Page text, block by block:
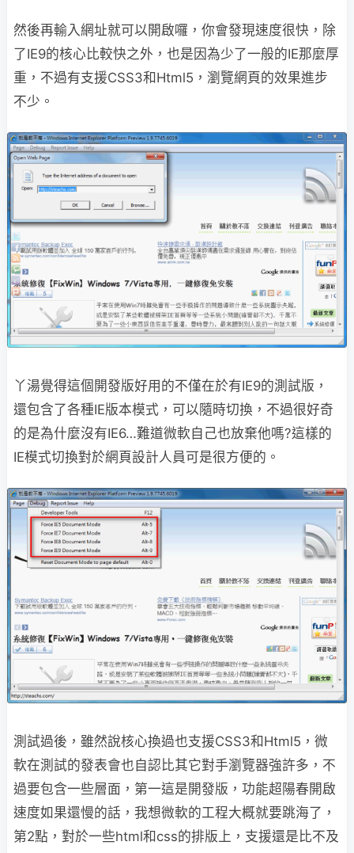
然後再輸入網址就可以開啟囉，你會發現速度很快，除
了IE9的核心比較快之外，也是因為少了一般的IE那麼厚
重，不過有支援CSS3和Html5，瀏覽網頁的效果進步
不少。
丫湯覺得這個開發版好用的不僅在於有IE9的測試版，
還包含了各種IE版本模式，可以隨時切換，不過很好奇
的是為什麼沒有IE6…難道微軟自己也放棄他嗎?這樣的
IE模式切換對於網頁設計人員可是很方便的。
測試過後，雖然說核心換過也支援CSS3和Html5，微
軟在測試的發表會也自認比其它對手瀏覽器強許多，不
過要包含一些層面，第一這是開發版，功能超陽春開啟
速度如果還慢的話，我想微軟的工程大概就要跳海了，
第2點，對於一些html和css的排版上，支援還是比不及